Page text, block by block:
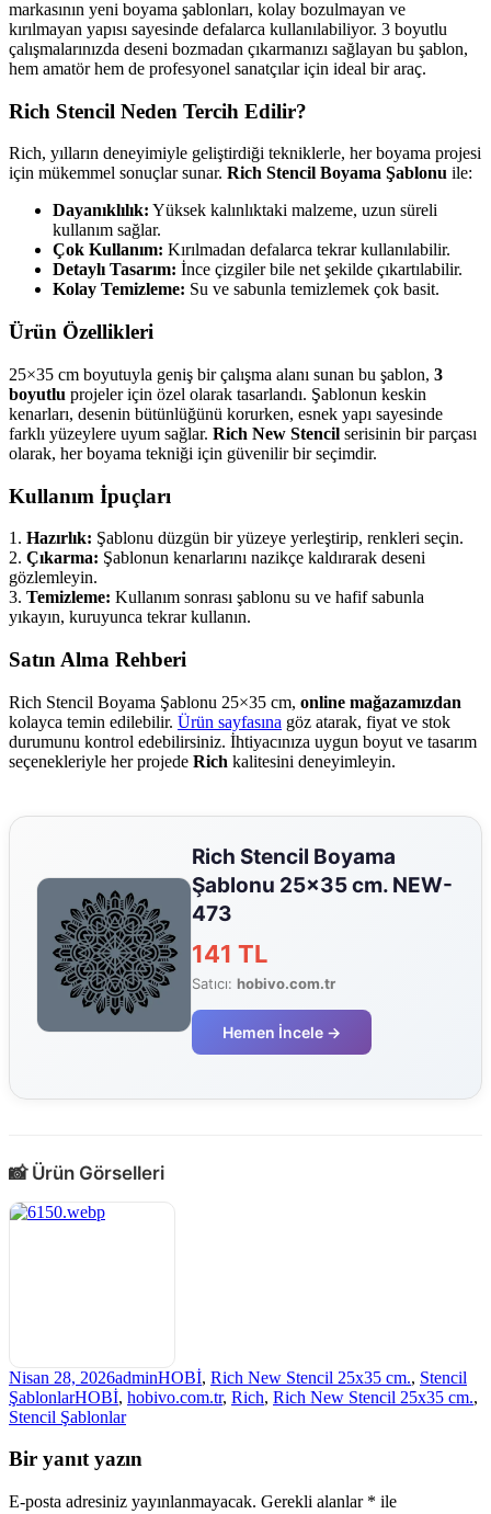
markasının yeni boyama şablonları, kolay bozulmayan ve
kırılmayan yapısı sayesinde defalarca kullanılabiliyor. 3 boyutlu
çalışmalarınızda deseni bozmadan çıkarmanızı sağlayan bu şablon,
hem amatör hem de profesyonel sanatçılar için ideal bir araç.
Rich Stencil Neden Tercih Edilir?
Rich, yılların deneyimiyle geliştirdiği tekniklerle, her boyama projesi
için mükemmel sonuçlar sunar. Rich Stencil Boyama Şablonu ile:
Dayanıklılık: Yüksek kalınlıktaki malzeme, uzun süreli
kullanım sağlar.
Çok Kullanım: Kırılmadan defalarca tekrar kullanılabilir.
Detaylı Tasarım: İnce çizgiler bile net şekilde çıkartılabilir.
Kolay Temizleme: Su ve sabunla temizlemek çok basit.
Ürün Özellikleri
25×35 cm boyutuyla geniş bir çalışma alanı sunan bu şablon, 3
boyutlu projeler için özel olarak tasarlandı. Şablonun keskin
kenarları, desenin bütünlüğünü korurken, esnek yapı sayesinde
farklı yüzeylere uyum sağlar. Rich New Stencil serisinin bir parçası
olarak, her boyama tekniği için güvenilir bir seçimdir.
Kullanım İpuçları
1. Hazırlık: Şablonu düzgün bir yüzeye yerleştirip, renkleri seçin.
2. Çıkarma: Şablonun kenarlarını nazikçe kaldırarak deseni
gözlemleyin.
3. Temizleme: Kullanım sonrası şablonu su ve hafif sabunla
yıkayın, kuruyunca tekrar kullanın.
Satın Alma Rehberi
Rich Stencil Boyama Şablonu 25×35 cm, online mağazamızdan
kolayca temin edilebilir. Ürün sayfasına göz atarak, fiyat ve stok
durumunu kontrol edebilirsiniz. İhtiyacınıza uygun boyut ve tasarım
seçenekleriyle her projede Rich kalitesini deneyimleyin.
Rich Stencil Boyama
Şablonu 25×35 cm. NEW-
473
141 TL
Satıcı: hobivo.com.tr
Hemen İncele →
📸 Ürün Görselleri
Yayın
tarihi
Nisan 28, 2026Yazar
adminKategoriler
HOBİ, Rich New Stencil 25x35 cm., Stencil
ŞablonlarEtiketler
HOBİ, hobivo.com.tr, Rich, Rich New Stencil 25x35 cm.,
Stencil Şablonlar
Bir yanıt yazın
E-posta adresiniz yayınlanmayacak. Gerekli alanlar * ile